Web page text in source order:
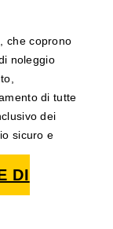
, che coprono
noleggio
di tutte
dei
sicuro e
DI